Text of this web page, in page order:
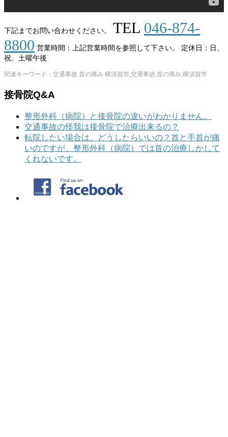
下記までお問い合わせください。 TEL 046-874-
8800 営業時間：上記営業時間を参照して下さい。
定休日：日、
祝、土曜午後
関連キーワード：交通事故 首の痛み 横須賀市,交通事故,首の痛み,横須賀市
接骨院Q&A
整形外科（病院）と接骨院の違いがわかりません。
交通事故の怪我は接骨院で治療出来るの？
転院したい場合は、どうしたらいいの？首と手首が痛
いのですが、整形外科（病院）では首の治療しかして
くれないです。